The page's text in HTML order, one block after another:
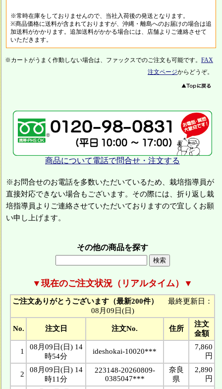
※常時在庫をしておりませんので、当社入荷後の発送となります。
※商品価格に送料が含まれておりますが、沖縄・離島へのお届けの場合は追
加送料がかかります。追加送料がかかる場合には、店舗よりご連絡させて
いただきます。
※カートがうまく作動しない場合は、ファックスでのご注文も可能です。 FAX
注文ページからどうぞ。
商品について電話で問合せ・注文する
※お問合せのお電話を多数いただいているため、栽培指導員が
直接対応できない場合もございます。その際には、折り返し栽
培指導員よりご連絡させていただいておりますので宜しくお願
い申し上げます。
その他の商品を探す
▼現在のご注文状況（リアルタイム）▼